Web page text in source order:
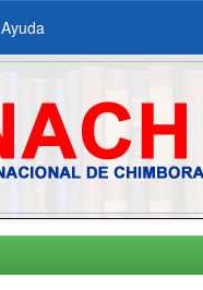
Ayuda